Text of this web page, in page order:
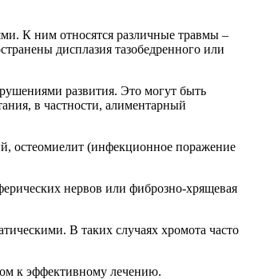
К ним относятся различные травмы –
дисплазия тазобедренного или
развития. Это могут быть
в частности, алиментарный
остеомиелит (инфекционное поражение
нервов или фиброзно-хрящевая
В таких случаях хромота часто
к эффективному лечению.